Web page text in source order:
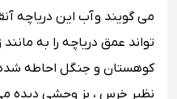
می گویند و آب این دریاچه
تواند عمق دریاچه را به
کوهستان و جنگل احاطه